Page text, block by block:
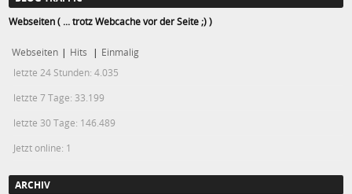
Webseiten ( ... trotz Webcache vor der Seite ;) )
Webseiten | Hits | Einmalig
letzte 24 Stunden:4.035
letzte 7 Tage: 33.199
letzte 30 Tage: 146.489
Jetzt online: 1
ARCHIV